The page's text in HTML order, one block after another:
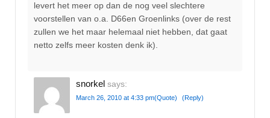
levert het meer op dan de nog veel slechtere
voorstellen van o.a. D66en Groenlinks (over de rest
zullen we het maar helemaal niet hebben, dat gaat
netto zelfs meer kosten denk ik).
snorkel says:
March 26, 2010 at 4:33 pm(Quote) (Reply)